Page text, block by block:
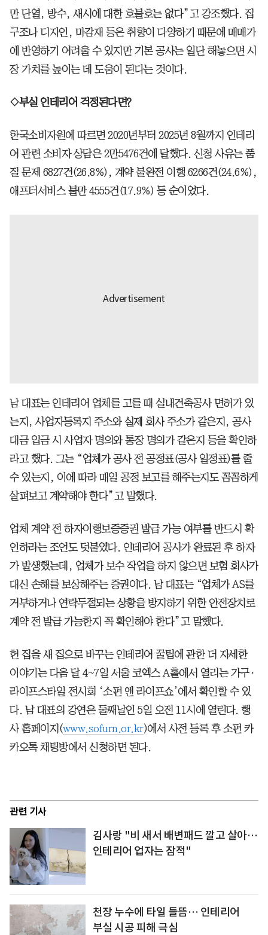
만 단열, 방수, 새시에 대한 호불호는 없다”고 강조했다. 집
구조나 디자인, 마감재 등은 취향이 다양하기 때문에 매매가
에 반영하기 어려울 수 있지만 기본 공사는 일단 해놓으면 시
장 가치를 높이는 데 도움이 된다는 것이다.
◇부실 인테리어 걱정된다면?
한국소비자원에 따르면 2020년부터 2025년 8월까지 인테리
어 관련 소비자 상담은 2만5476건에 달했다. 신청 사유는 품
질 문제 6827건(26.8%), 계약 불완전 이행 6266건(24.6%),
애프터서비스 불만 4555건(17.9%) 등 순이었다.
남 대표는 인테리어 업체를 고를 때 실내건축공사 면허가 있
는지, 사업자등록지 주소와 실제 회사 주소가 같은지, 공사
대금 입금 시 사업자 명의와 통장 명의가 같은지 등을 확인하
라고 했다. 그는 “업체가 공사 전 공정표(공사 일정표)를 줄
수 있는지, 이에 따라 매일 공정 보고를 해주는지도 꼼꼼하게
살펴보고 계약해야 한다”고 말했다.
업체 계약 전 하자이행보증증권 발급 가능 여부를 반드시 확
인하라는 조언도 덧붙였다. 인테리어 공사가 완료된 후 하자
가 발생했는데, 업체가 보수 작업을 하지 않으면 보험 회사가
대신 손해를 보상해주는 증권이다. 남 대표는 “업체가 AS를
거부하거나 연락두절되는 상황을 방지하기 위한 안전장치로
계약 전 발급 가능한지 꼭 확인해야 한다”고 말했다.
헌 집을 새 집으로 바꾸는 인테리어 꿀팁에 관한 더 자세한
이야기는 다음 달 4~7일 서울 코엑스 A홀에서 열리는 가구·
라이프스타일 전시회 ‘소펀 앤 라이프쇼’에서 확인할 수 있
다. 남 대표의 강연은 둘째날인 5일 오전 11시에 열린다. 행
사 홈페이지(www.sofurn.or.kr)에서 사전 등록 후 소펀 카
카오톡 채팅방에서 신청하면 된다.
관련 기사
김사랑 "비 새서 배변패드 깔고 살아…
인테리어 업자는 잠적"
천장 누수에 타일 들뜸… 인테리어
부실 시공 피해 극심